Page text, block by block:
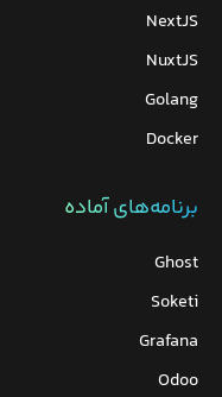
NextJS
NuxtJS
Golang
Docker
برنامه‌های‌ آماده
Ghost
Soketi
Grafana
Odoo